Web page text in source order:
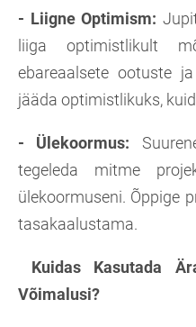
- Liigne Optimism:
liiga optimistlikult
ebareaalsete ootuste
jääda optimistlikuks,
- Ülekoormus:
tegeleda mitme
ülekoormuseni. Õppige
tasakaalustama.
Kuidas Kasutada
Võimalusi?